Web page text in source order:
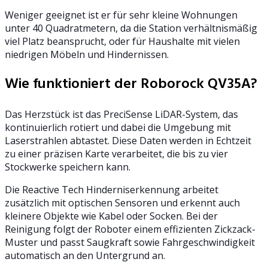
Weniger geeignet ist er für sehr kleine Wohnungen
unter 40 Quadratmetern, da die Station verhältnismäßig
viel Platz beansprucht, oder für Haushalte mit vielen
niedrigen Möbeln und Hindernissen.
Wie funktioniert der Roborock QV35A?
Das Herzstück ist das PreciSense LiDAR-System, das
kontinuierlich rotiert und dabei die Umgebung mit
Laserstrahlen abtastet. Diese Daten werden in Echtzeit
zu einer präzisen Karte verarbeitet, die bis zu vier
Stockwerke speichern kann.
Die Reactive Tech Hinderniserkennung arbeitet
zusätzlich mit optischen Sensoren und erkennt auch
kleinere Objekte wie Kabel oder Socken. Bei der
Reinigung folgt der Roboter einem effizienten Zickzack-
Muster und passt Saugkraft sowie Fahrgeschwindigkeit
automatisch an den Untergrund an.